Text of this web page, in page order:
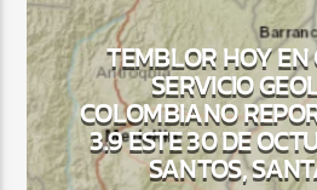
TEMBLOR HOY
SERVICIO
COLOMBIANO
3.9 ESTE 30 DE
SANTOS,